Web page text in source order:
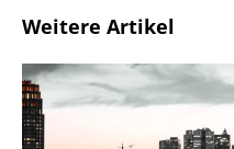
Weitere Artikel